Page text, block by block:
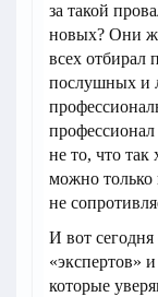
за такой
новых? Они
всех отбирал
послушных и
профессионал
не то, что так
можно только
не
И вот
«экспертов»
которые